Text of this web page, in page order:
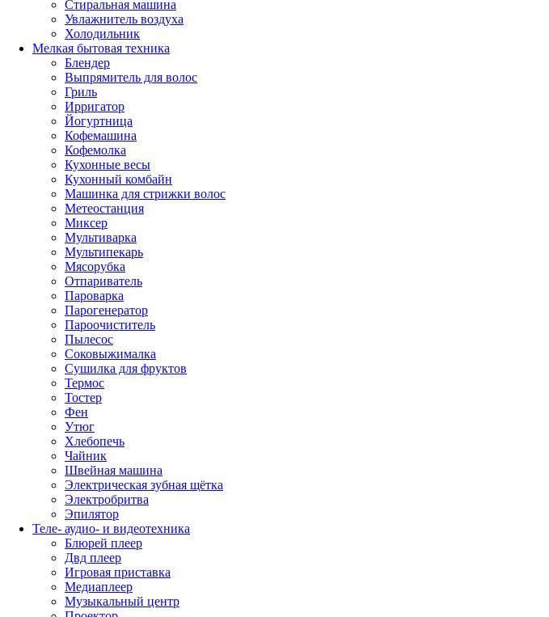
Стиральная машина
Увлажнитель воздуха
Холодильник
Мелкая бытовая техника
Блендер
Выпрямитель для волос
Гриль
Ирригатор
Йогуртница
Кофемашина
Кофемолка
Кухонные весы
Кухонный комбайн
Машинка для стрижки волос
Метеостанция
Миксер
Мультиварка
Мультипекарь
Мясорубка
Отпариватель
Пароварка
Парогенератор
Пароочиститель
Пылесос
Соковыжималка
Сушилка для фруктов
Термос
Тостер
Фен
Утюг
Хлебопечь
Чайник
Швейная машина
Электрическая зубная щётка
Электробритва
Эпилятор
Теле- аудио- и видеотехника
Блюрей плеер
Двд плеер
Игровая приставка
Медиаплеер
Музыкальный центр